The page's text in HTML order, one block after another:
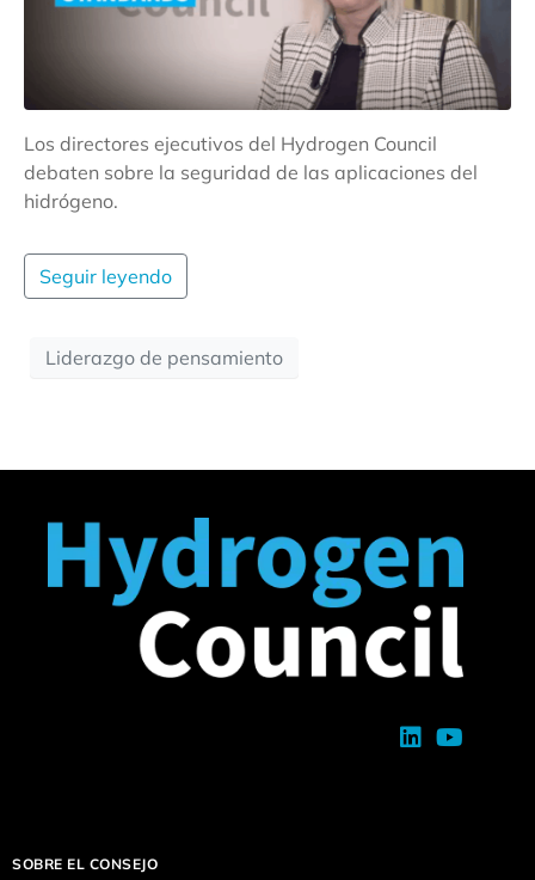
Los directores ejecutivos del Hydrogen Council
debaten sobre la seguridad de las aplicaciones del
hidrógeno.
Seguir leyendo
Liderazgo de pensamiento
SOBRE EL CONSEJO